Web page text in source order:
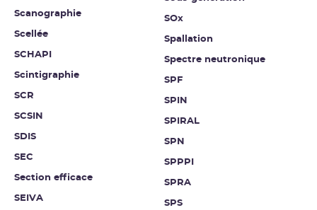
Scanographie
Scellée
SCHAPI
Scintigraphie
SCR
SCSIN
SDIS
SEC
Section efficace
SEIVA
SOx
Spallation
Spectre neutronique
SPF
SPIN
SPIRAL
SPN
SPPPI
SPRA
SPS